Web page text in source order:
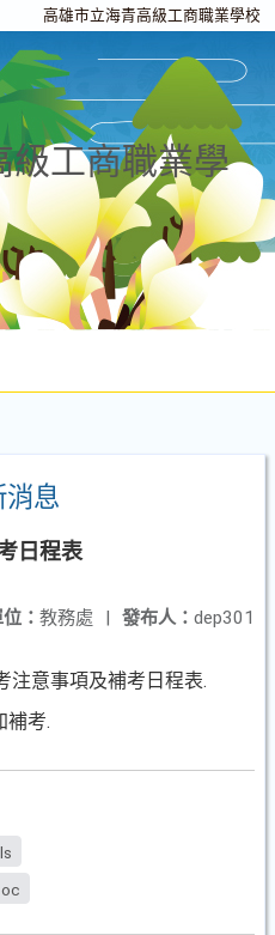
高雄市立海青高級工商職業學校
級工商職業學
消息
日程表
發布人： dep301
： 教務處 |
注意事項及補考日程表.
補考.